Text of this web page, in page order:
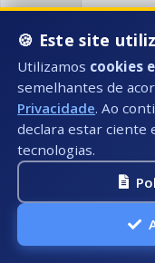
Tipo:
Ofício
Autor:
Descrição:
O ofício
Municipal.
do
Anexo(s):
🍪 Este site
Utilizamos cookies
semelhantes de
Privacidade. Ao
declara estar ciente
tecnologias.